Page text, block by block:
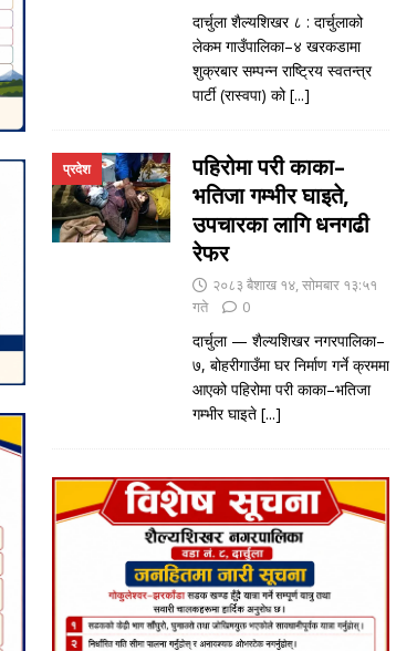
दार्चुला शैल्यशिखर ८ : दार्चुलाको
लेकम गाउँपालिका–४ खरकडामा
शुक्रबार सम्पन्न राष्ट्रिय स्वतन्त्र
पार्टी (रास्वपा) को[...]
प्रदेश
पहिरोमा परी काका–
भतिजा गम्भीर घाइते,
उपचारका लागि धनगढी
रेफर
२०८३ बैशाख १४, सोमबार १३:५१
गते
0
दार्चुला — शैल्यशिखर नगरपालिका–
७, बोहरीगाउँमा घर निर्माण गर्ने क्रममा
आएको पहिरोमा परी काका–भतिजा
गम्भीर घाइते [...]